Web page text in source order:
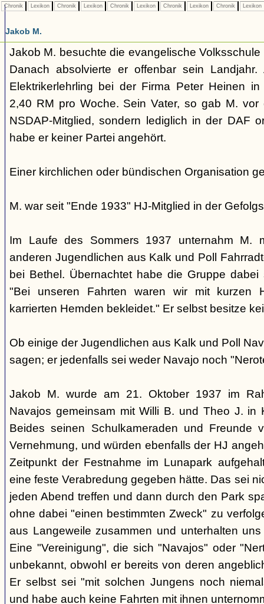
Chronik Lexikon Chronik Lexikon Chronik Lexikon Chronik Lexikon Chronik Lexikon
Jakob M.
Jakob M. besuchte die evangelische
Danach absolvierte er offenbar sein
Elektrikerlehrling bei der Firma Peter Heinen
2,40 RM pro Woche. Sein Vater, so gab M.
NSDAP-Mitglied, sondern lediglich in der DAF
habe er keiner Partei angehört.
Einer kirchlichen oder bündischen Organisation
M. war seit "Ende 1933" HJ-Mitglied in der
Im Laufe des Sommers 1937 unternahm M.
anderen Jugendlichen aus Kalk und Poll
bei Bethel. Übernachtet habe die Gruppe dabei
"Bei unseren Fahrten waren wir mit kurzen
karrierten Hemden bekleidet." Er selbst besitze
Ob einige der Jugendlichen aus Kalk und Poll
sagen; er jedenfalls sei weder Navajo noch
Jakob M. wurde am 21. Oktober 1937 im
Navajos gemeinsam mit Willi B. und Theo J. in
Beides seinen Schulkameraden und
Vernehmung, und würden ebenfalls der HJ
Zeitpunkt der Festnahme im Lunapark
eine feste Verabredung gegeben hätte. Das sei
jeden Abend treffen und dann durch den Park
ohne dabei "einen bestimmten Zweck" zu
aus Langeweile zusammen und unterhalten
Eine "Vereinigung", die sich "Navajos" oder
unbekannt, obwohl er bereits von deren
Er selbst sei "mit solchen Jungens noch
und habe auch keine Fahrten mit ihnen